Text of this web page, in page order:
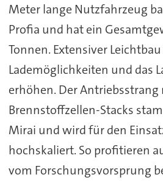
Meter lange Nutzfahrzeug
Profia und hat ein
Tonnen. Extensiver
Lademöglichkeiten und das
erhöhen. Der Antriebsstrang
Brennstoffzellen-Stacks
Mirai und wird für den
hochskaliert. So profitieren
vom Forschungsvorsprung